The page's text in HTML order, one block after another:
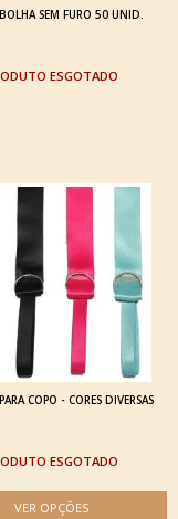
SEM FURO 50 UNID.
ESGOTADO
COPO - CORES DIVERSAS
ESGOTADO